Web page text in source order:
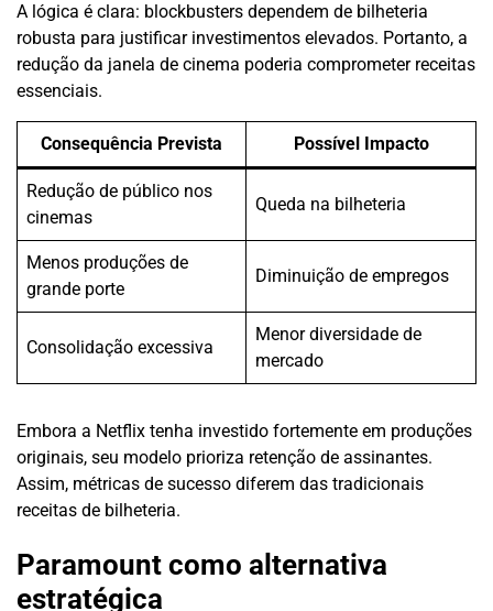
A lógica é clara: blockbusters dependem de bilheteria
robusta para justificar investimentos elevados. Portanto, a
redução da janela de cinema poderia comprometer receitas
essenciais.
Consequência Prevista Possível Impacto
Redução de público nos
cinemas
Queda na bilheteria
Menos produções de
grande porte
Diminuição de empregos
Consolidação excessiva
Menor diversidade de
mercado
Embora a Netflix tenha investido fortemente em produções
originais, seu modelo prioriza retenção de assinantes.
Assim, métricas de sucesso diferem das tradicionais
receitas de bilheteria.
Paramount como alternativa
estratégica